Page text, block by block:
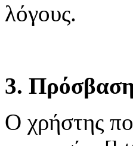
λόγους.
3.
Ο χρήστης